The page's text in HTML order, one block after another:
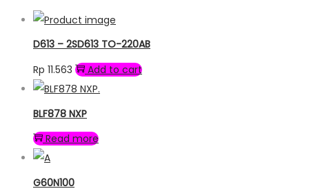
D613 – 2SD613 TO-220AB
Rp 11.563 Add to cart
BLF878 NXP
Read more
G60N100